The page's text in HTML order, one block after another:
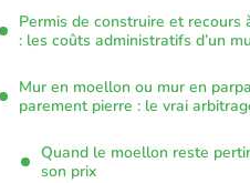
Permis de construire et recours
: les coûts administratifs d’un
Mur en moellon ou mur en
parement pierre : le vrai
Quand le moellon reste
son prix